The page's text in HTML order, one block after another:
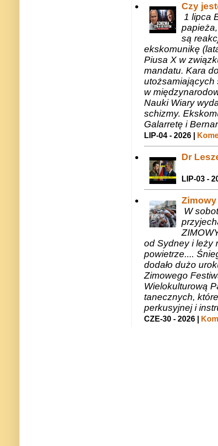
Czy
1 lipca
są
ekskomunikę
Piusa X w
mandatu. Kara
utożsamiających
w
Nauki Wiary
schizmy.
Galarretę i
LIP-04 - 2026 |
Dr
LIP-03 -
W
od Sydney i leży
powietrze....
dodało dużo
Zimowego
Wielokulturową
tanecznych,
perkusyjnej i
CZE-30 - 2026 |